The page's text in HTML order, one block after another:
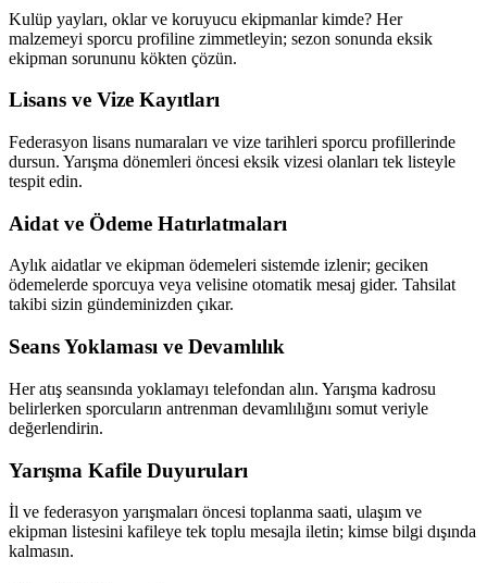
Kulüp yayları, oklar ve koruyucu ekipmanlar kimde? Her
malzemeyi sporcu profiline zimmetleyin; sezon sonunda eksik
ekipman sorununu kökten çözün.
Lisans ve Vize Kayıtları
Federasyon lisans numaraları ve vize tarihleri sporcu profillerinde
dursun. Yarışma dönemleri öncesi eksik vizesi olanları tek listeyle
tespit edin.
Aidat ve Ödeme Hatırlatmaları
Aylık aidatlar ve ekipman ödemeleri sistemde izlenir; geciken
ödemelerde sporcuya veya velisine otomatik mesaj gider. Tahsilat
takibi sizin gündeminizden çıkar.
Seans Yoklaması ve Devamlılık
Her atış seansında yoklamayı telefondan alın. Yarışma kadrosu
belirlerken sporcuların antrenman devamlılığını somut veriyle
değerlendirin.
Yarışma Kafile Duyuruları
İl ve federasyon yarışmaları öncesi toplanma saati, ulaşım ve
ekipman listesini kafileye tek toplu mesajla iletin; kimse bilgi dışında
kalmasın.